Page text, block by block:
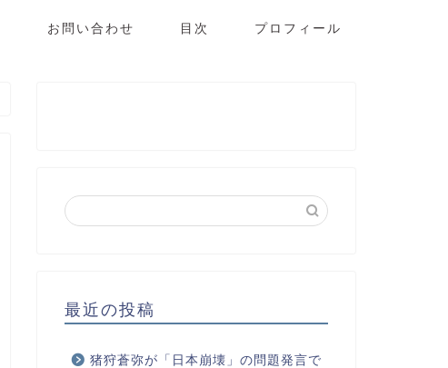
お問い合わせ 目次 プロフィール
最近の投稿
猪狩蒼弥が「日本崩壊」の問題発言で